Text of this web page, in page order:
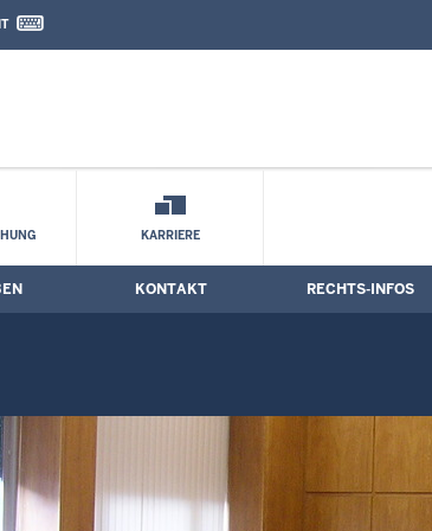
Kontaktformular
KARRIERE
KONTAKT RECHTS-INFOS